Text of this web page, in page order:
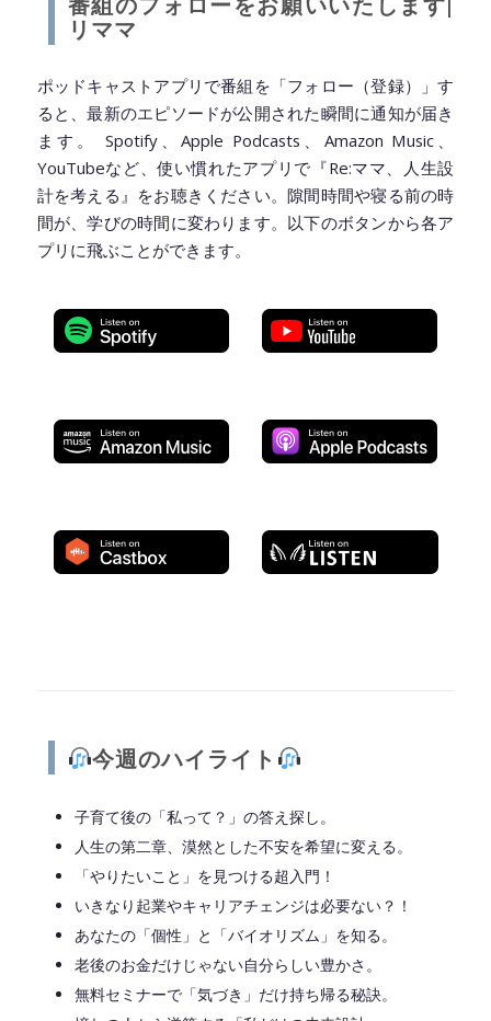
リママ
ポッドキャストアプリで番組を「フォロー（登録）」す
ると、最新のエピソードが公開された瞬間に通知が届き
ます。 Spotify、Apple Podcasts、Amazon Music、
YouTubeなど、使い慣れたアプリで『Re:ママ、人生設
計を考える』をお聴きください。隙間時間や寝る前の時
間が、学びの時間に変わります。以下のボタンから各ア
プリに飛ぶことができます。
今週のハイライト
子育て後の「私って？」の答え探し。
人生の第二章、漠然とした不安を希望に変える。
「やりたいこと」を見つける超入門！
いきなり起業やキャリアチェンジは必要ない？！
あなたの「個性」と「バイオリズム」を知る。
老後のお金だけじゃない自分らしい豊かさ。
無料セミナーで「気づき」だけ持ち帰る秘訣。